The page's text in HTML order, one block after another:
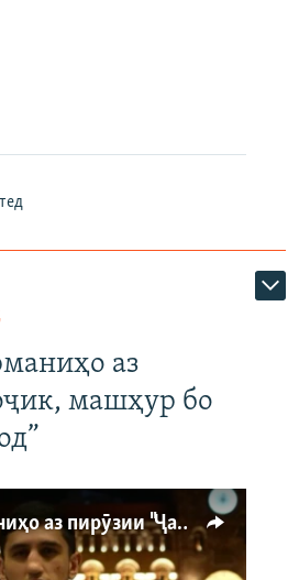
аз
машҳур бо
Ҳаводории арманиҳо аз пирӯзии "Ҷаллод"-и тоҷик